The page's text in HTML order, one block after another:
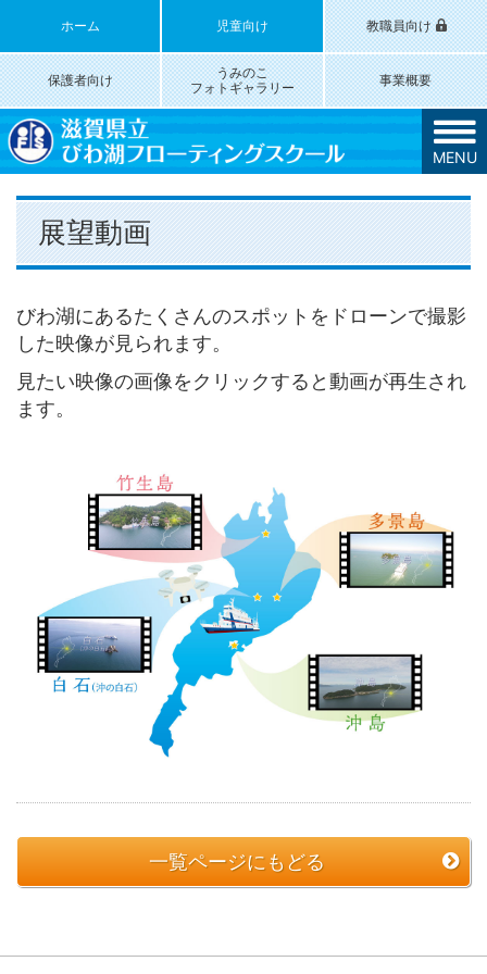
ホーム 児童向け 教職員向け
保護者向け
うみのこ
フォトギャラリー
事業概要
MENU
展望動画
びわ湖にあるたくさんのスポットをドローンで撮影
した映像が見られます。
見たい映像の画像をクリックすると動画が再生され
ます。
一覧ページにもどる